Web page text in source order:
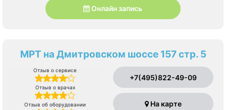
Онлайн запись
МРТ на Дмитровском шоссе 157 стр. 5
Отзыв о сервисе
Отзыв о врачах
Отзыв об оборудовании
+7(495)822-49-09
На карте